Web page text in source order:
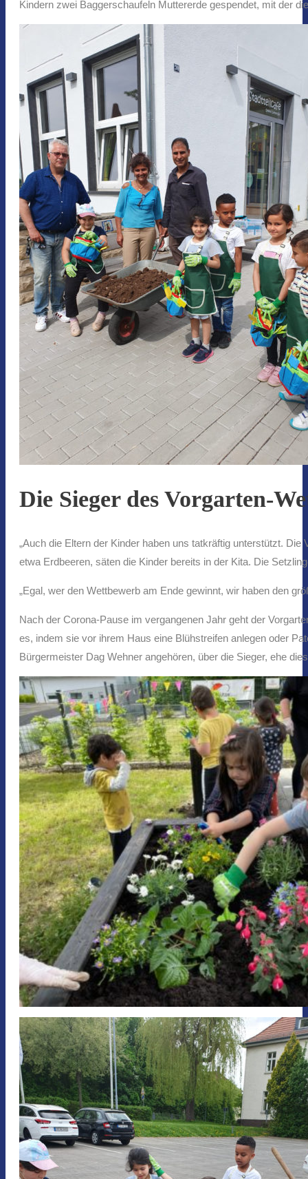
Kindern zwei Baggerschaufeln Muttererde gespendet, mit der
Die Sieger des Vorgarten-
„Auch die Eltern der Kinder haben uns tatkräftig unterstützt.
etwa Erdbeeren, säten die Kinder bereits in der Kita. Die
„Egal, wer den Wettbewerb am Ende gewinnt, wir haben den
Nach der Corona-Pause im vergangenen Jahr geht der
es, indem sie vor ihrem Haus eine Blühstreifen anlegen oder
Bürgermeister Dag Wehner angehören, über die Sieger, ehe